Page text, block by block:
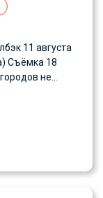
11 августа
Съёмка 18
не...